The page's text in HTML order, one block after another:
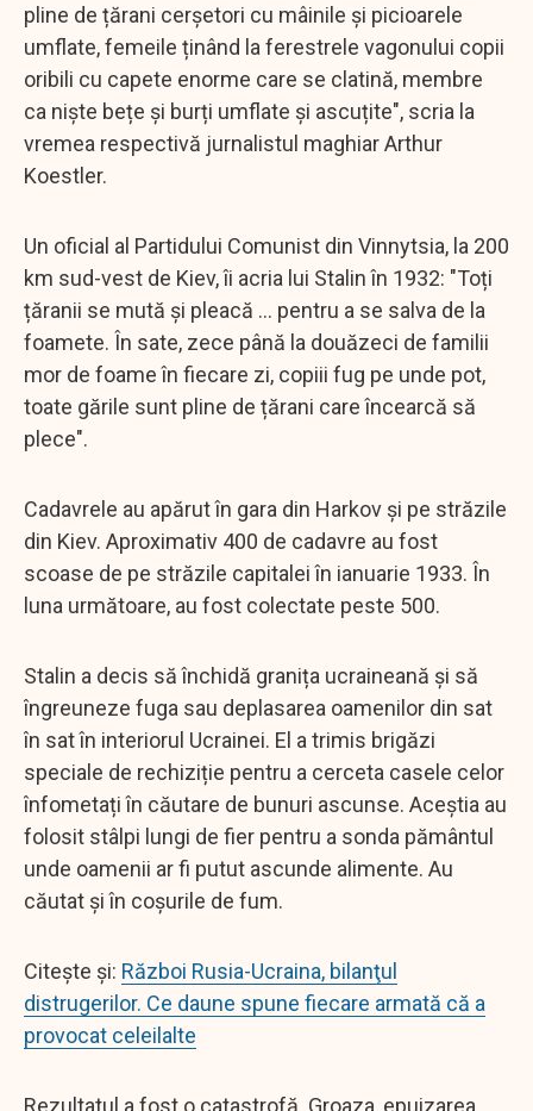
pline de țărani cerșetori cu mâinile și picioarele
umflate, femeile ținând la ferestrele vagonului copii
oribili cu capete enorme care se clatină, membre
ca niște bețe și burți umflate și ascuțite", scria la
vremea respectivă jurnalistul maghiar Arthur
Koestler.
Un oficial al Partidului Comunist din Vinnytsia, la 200
km sud-vest de Kiev, îi acria lui Stalin în 1932: "Toți
țăranii se mută și pleacă ... pentru a se salva de la
foamete. În sate, zece până la douăzeci de familii
mor de foame în fiecare zi, copiii fug pe unde pot,
toate gările sunt pline de țărani care încearcă să
plece".
Cadavrele au apărut în gara din Harkov și pe străzile
din Kiev. Aproximativ 400 de cadavre au fost
scoase de pe străzile capitalei în ianuarie 1933. În
luna următoare, au fost colectate peste 500.
Stalin a decis să închidă granița ucraineană și să
îngreuneze fuga sau deplasarea oamenilor din sat
în sat în interiorul Ucrainei. El a trimis brigăzi
speciale de rechiziție pentru a cerceta casele celor
înfometați în căutare de bunuri ascunse. Aceștia au
folosit stâlpi lungi de fier pentru a sonda pământul
unde oamenii ar fi putut ascunde alimente. Au
căutat și în coșurile de fum.
Citește și: Război Rusia-Ucraina, bilanţul
distrugerilor. Ce daune spune fiecare armată că a
provocat celeilalte
Rezultatul a fost o catastrofă. Groaza, epuizarea,